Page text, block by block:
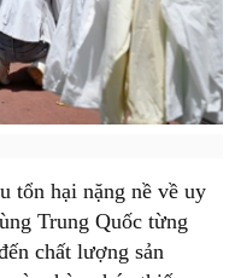
tổn hại nặng nề về uy
Trung Quốc từng
chất lượng sản